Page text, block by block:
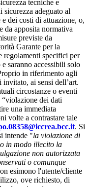
tecniche e
adeguato al
dei costi di attuazione, o,
da apposita normativa
previste da
Garante per la
regolamenti specifici per
saranno accessibili solo
in riferimento agli
ai sensi dell’art.
circostanze o eventi
“violazione dei dati
una immediata
volte a contrastare tale
. Si
intende "la violazione di
in modo illecito la
non autorizzata
o comunque
esimono l'utente/cliente
ove richiesto, di